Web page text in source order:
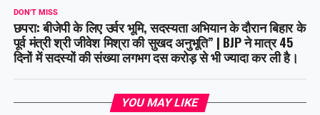
DON'T MISS
छपरा: बीजेपी के लिए उर्वर भूमि, सदस्यता अभियान के दौरान बिहार के
पूर्व मंत्री श्री जीवेश मिश्रा की सुखद अनुभूति” | BJP ने मात्र 45
दिनों में सदस्यों की संख्या लगभग दस करोड़ से भी ज्यादा कर ली है।
YOU MAY LIKE